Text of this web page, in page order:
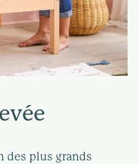
des plus grands